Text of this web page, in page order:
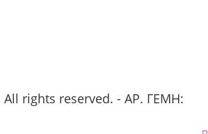
All rights reserved. - ΑΡ. ΓΕΜΗ: